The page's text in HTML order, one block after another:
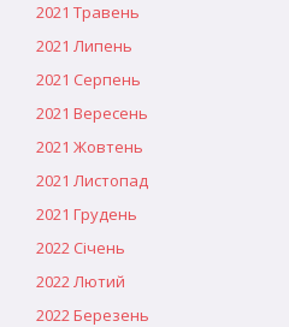
2021 Травень
2021 Липень
2021 Серпень
2021 Вересень
2021 Жовтень
2021 Листопад
2021 Грудень
2022 Січень
2022 Лютий
2022 Березень